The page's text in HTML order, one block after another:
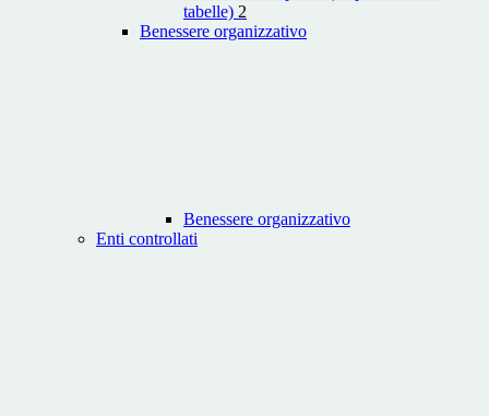
tabelle) 2
Benessere organizzativo
Benessere organizzativo
Enti controllati